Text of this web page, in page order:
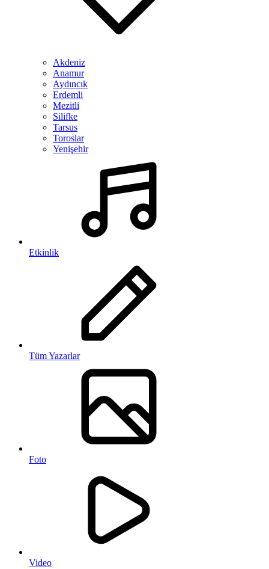
Akdeniz
Anamur
Aydıncık
Erdemli
Mezitli
Silifke
Tarsus
Toroslar
Yenişehir
Etkinlik
Tüm Yazarlar
Foto
Video